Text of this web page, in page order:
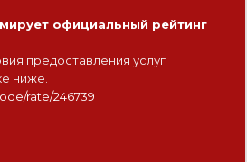
официальный рейтинг
предоставления услуг
ниже.
rate/246739